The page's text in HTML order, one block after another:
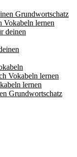
Grundwortschatz
Vokabeln lernen
deinen
Vokabeln lernen
lernen
Grundwortschatz